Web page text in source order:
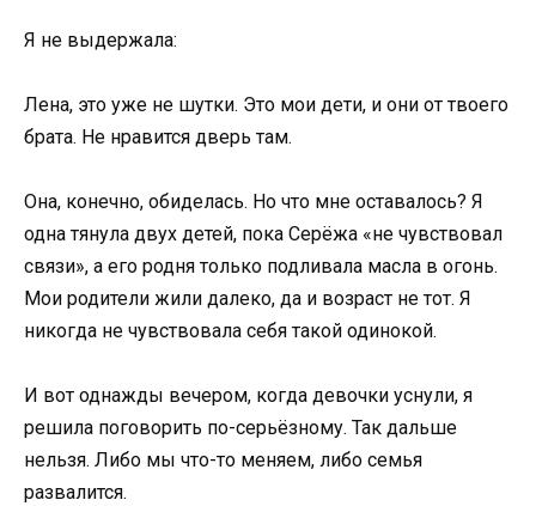
Я не выдержала:
Лена, это уже не шутки. Это мои дети, и они от твоего
брата. Не нравится дверь там.
Она, конечно, обиделась. Но что мне оставалось? Я
одна тянула двух детей, пока Серёжа «не чувствовал
связи», а его родня только подливала масла в огонь.
Мои родители жили далеко, да и возраст не тот. Я
никогда не чувствовала себя такой одинокой.
И вот однажды вечером, когда девочки уснули, я
решила поговорить по-серьёзному. Так дальше
нельзя. Либо мы что-то меняем, либо семья
развалится.